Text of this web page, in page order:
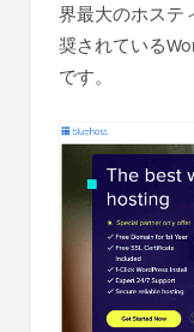
界最大のホステ
奨されている
です。